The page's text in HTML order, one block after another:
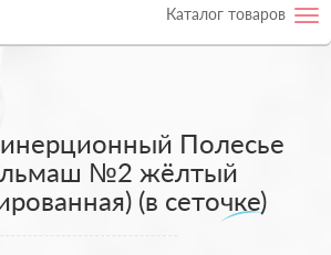
Каталог товаров
Полесье
№2 жёлтый
(в сеточке)